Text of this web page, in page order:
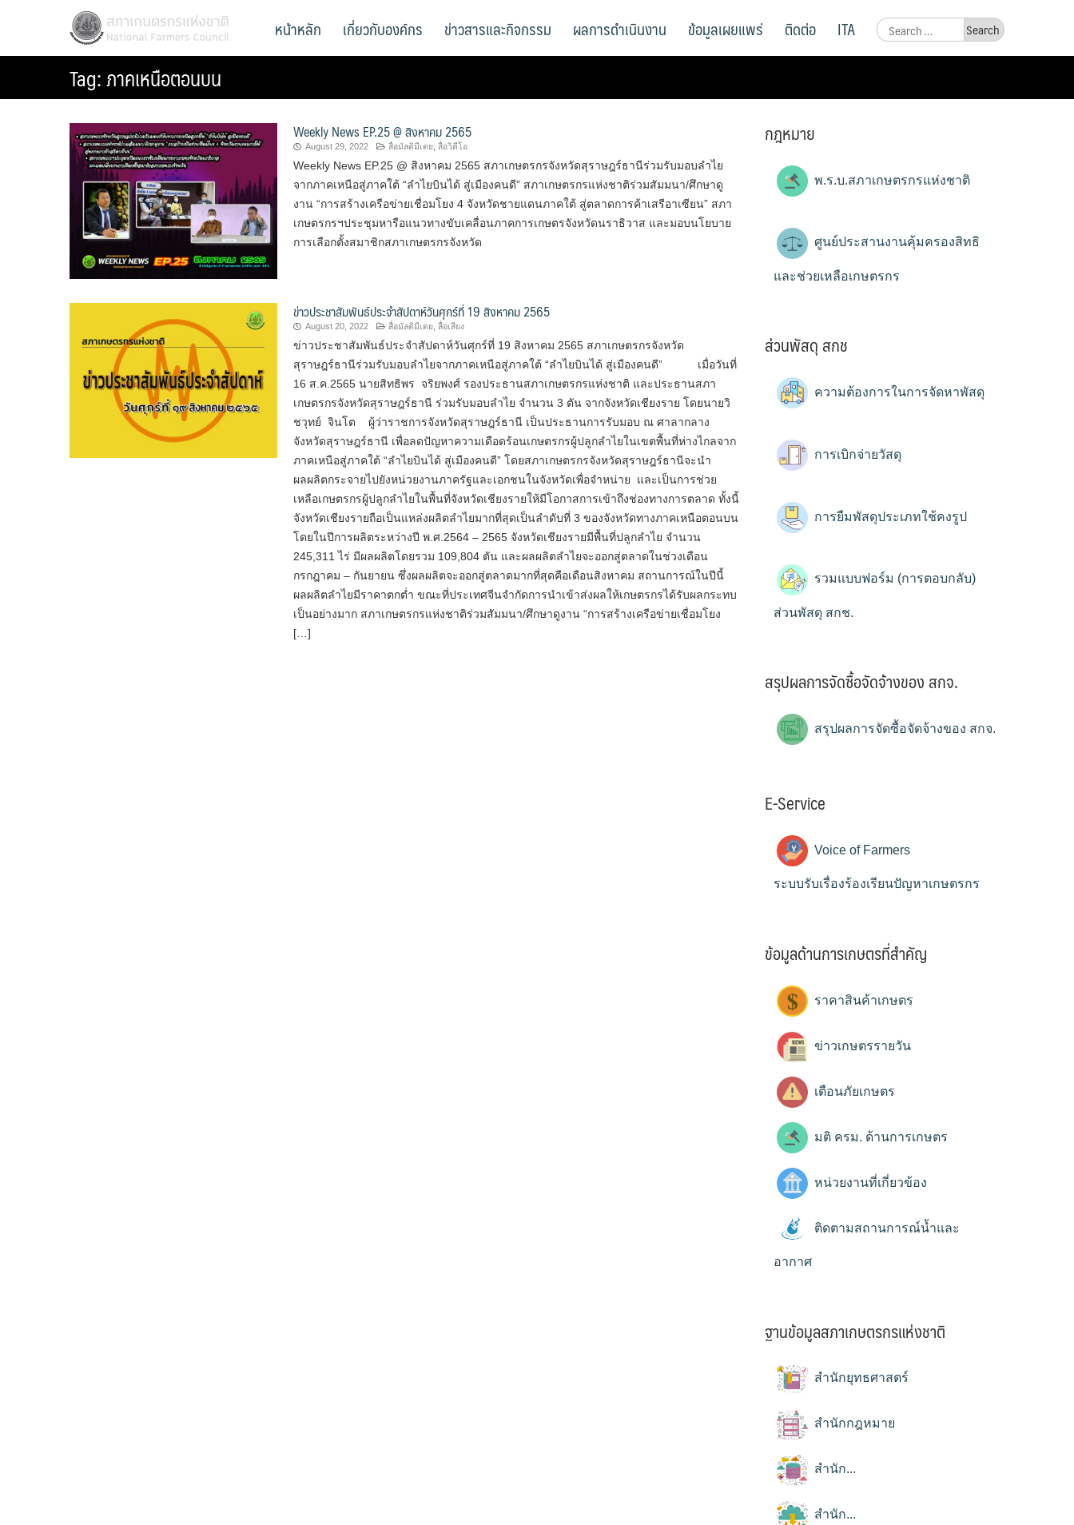
สภาเกษตรกรแห่งชาติ
National Farmers Council
Search
for:
หน้าหลัก เกี่ยวกับองค์กร ข่าวสารและกิจกรรม ผลการดำเนินงาน ข้อมูลเผยแพร่ ติดต่อ ITA
Tag:ภาคเหนือตอนบน
Weekly News EP.25 @ สิงหาคม 2565
August 29, 2022 สื่อมัลติมีเดย, สื่อวิดีโอ
Weekly News EP.25 @ สิงหาคม 2565 สภาเกษตรกรจังหวัดสุราษฎร์ธานีร่วมรับมอบลำไย
จากภาคเหนือสู่ภาคใต้ “ลำไยบินได้ สู่เมืองคนดี” สภาเกษตรกรแห่งชาติร่วมสัมมนา/ศึกษาดู
งาน “การสร้างเครือข่ายเชื่อมโยง 4 จังหวัดชายแดนภาคใต้ สู่ตลาดการค้าเสรีอาเซียน” สภา
เกษตรกรฯประชุมหารือแนวทางขับเคลื่อนภาคการเกษตรจังหวัดนราธิวาส และมอบนโยบาย
การเลือกตั้งสมาชิกสภาเกษตรกรจังหวัด
ข่าวประชาสัมพันธ์ประจำสัปดาห์วันศุกร์ที่ 19 สิงหาคม 2565
August 20, 2022 สื่อมัลติมีเดย, สื่อเสียง
ข่าวประชาสัมพันธ์ประจำสัปดาห์วันศุกร์ที่ 19 สิงหาคม 2565 สภาเกษตรกรจังหวัด
สุราษฎร์ธานีร่วมรับมอบลำไยจากภาคเหนือสู่ภาคใต้ “ลำไยบินได้ สู่เมืองคนดี” เมื่อวันที่
16 ส.ค.2565 นายสิทธิพร จริยพงศ์ รองประธานสภาเกษตรกรแห่งชาติ และประธานสภา
เกษตรกรจังหวัดสุราษฎร์ธานี ร่วมรับมอบลำไย จำนวน 3 ตัน จากจังหวัดเชียงราย โดยนายวิ
ชวุทย์ จินโต ผู้ว่าราชการจังหวัดสุราษฎร์ธานี เป็นประธานการรับมอบ ณ ศาลากลาง
จังหวัดสุราษฎร์ธานี เพื่อลดปัญหาความเดือดร้อนเกษตรกรผู้ปลูกลำไยในเขตพื้นที่ห่างไกลจาก
ภาคเหนือสู่ภาคใต้ “ลำไยบินได้ สู่เมืองคนดี” โดยสภาเกษตรกรจังหวัดสุราษฎร์ธานีจะนำ
ผลผลิตกระจายไปยังหน่วยงานภาครัฐและเอกชนในจังหวัดเพื่อจำหน่าย และเป็นการช่วย
เหลือเกษตรกรผู้ปลูกลำไยในพื้นที่จังหวัดเชียงรายให้มีโอกาสการเข้าถึงช่องทางการตลาด ทั้งนี้
จังหวัดเชียงรายถือเป็นแหล่งผลิตลำไยมากที่สุดเป็นลำดับที่ 3 ของจังหวัดทางภาคเหนือตอนบน
โดยในปีการผลิตระหว่างปี พ.ศ.2564 – 2565 จังหวัดเชียงรายมีพื้นที่ปลูกลำไย จำนวน
245,311 ไร่ มีผลผลิตโดยรวม 109,804 ตัน และผลผลิตลำไยจะออกสู่ตลาดในช่วงเดือน
กรกฎาคม – กันยายน ซึ่งผลผลิตจะออกสู่ตลาดมากที่สุดคือเดือนสิงหาคม สถานการณ์ในปีนี้
ผลผลิตลำไยมีราคาตกต่ำ ขณะที่ประเทศจีนจำกัดการนำเข้าส่งผลให้เกษตรกรได้รับผลกระทบ
เป็นอย่างมาก สภาเกษตรกรแห่งชาติร่วมสัมมนา/ศึกษาดูงาน “การสร้างเครือข่ายเชื่อมโยง
[…]
กฎหมาย
พ.ร.บ.สภาเกษตรกรแห่งชาติ
ศูนย์ประสานงานคุ้มครองสิทธิ
และช่วยเหลือเกษตรกร
ส่วนพัสดุ สกช
ความต้องการในการจัดหาพัสดุ
การเบิกจ่ายวัสดุ
การยืมพัสดุประเภทใช้คงรูป
รวมแบบฟอร์ม (การตอบกลับ)
ส่วนพัสดุ สกช.
สรุปผลการจัดซื้อจัดจ้างของ สกจ.
สรุปผลการจัดซื้อจัดจ้างของ สกจ.
E-Service
Voice of Farmers
ระบบรับเรื่องร้องเรียนปัญหาเกษตรกร
ข้อมูลด้านการเกษตรที่สำคัญ
ราคาสินค้าเกษตร
ข่าวเกษตรรายวัน
เตือนภัยเกษตร
มติ ครม. ด้านการเกษตร
หน่วยงานที่เกี่ยวข้อง
ติดตามสถานการณ์น้ำและ
อากาศ
ฐานข้อมูลสภาเกษตรกรแห่งชาติ
สำนักยุทธศาสตร์
สำนักกฎหมาย
สำนัก...
สำนัก...